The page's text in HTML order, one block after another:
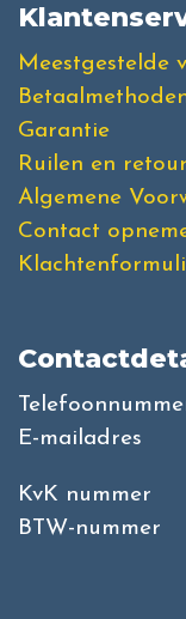
Meestgestelde
Garantie
Ruilen en
Algemene
Contact
E-mailadres
KvK nummer
BTW-nummer